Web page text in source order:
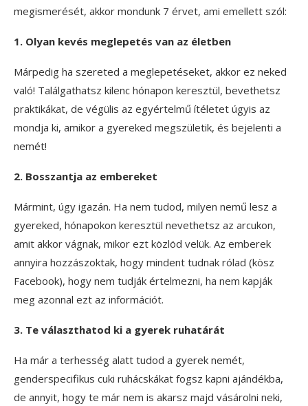
megismerését, akkor mondunk 7 érvet, ami emellett szól:
1. Olyan kevés meglepetés van az életben
Márpedig ha szereted a meglepetéseket, akkor ez neked
való! Találgathatsz kilenc hónapon keresztül, bevethetsz
praktikákat, de végülis az egyértelmű ítéletet úgyis az
mondja ki, amikor a gyereked megszületik, és bejelenti a
nemét!
2. Bosszantja az embereket
Mármint, úgy igazán. Ha nem tudod, milyen nemű lesz a
gyereked, hónapokon keresztül nevethetsz az arcukon,
amit akkor vágnak, mikor ezt közlöd velük. Az emberek
annyira hozzászoktak, hogy mindent tudnak rólad (kösz
Facebook), hogy nem tudják értelmezni, ha nem kapják
meg azonnal ezt az információt.
3. Te választhatod ki a gyerek ruhatárát
Ha már a terhesség alatt tudod a gyerek nemét,
genderspecifikus cuki ruhácskákat fogsz kapni ajándékba,
de annyit, hogy te már nem is akarsz majd vásárolni neki,